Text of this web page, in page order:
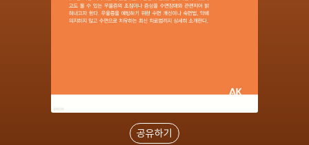
공유하기